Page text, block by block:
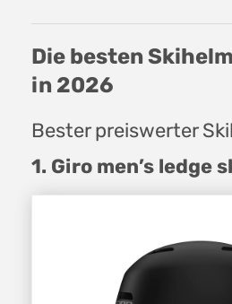
Die besten
in 2026
Bester preiswerter
1. Giro men’s ledge